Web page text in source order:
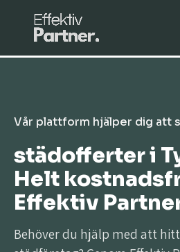
Vår plattform hjälper dig att
städofferter i
Helt
Effektiv
Behöver du hjälp med att